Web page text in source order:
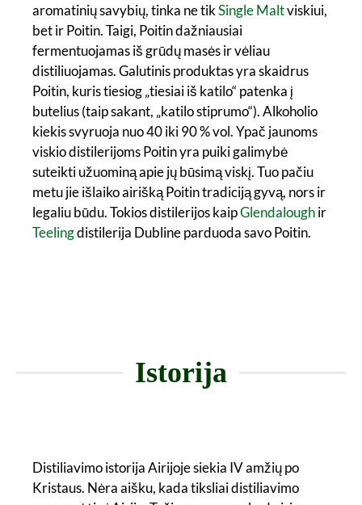
aromatinių savybių, tinka ne tikSingle Maltviskiui,
bet ir Poitin. Taigi, Poitin dažniausiai
fermentuojamas iš grūdų masės ir vėliau
distiliuojamas. Galutinis produktas yra skaidrus
Poitin, kuris tiesiog „tiesiai iš katilo“ patenka į
butelius (taip sakant, „katilo stiprumo“). Alkoholio
kiekis svyruoja nuo 40 iki 90 % vol. Ypač jaunoms
viskio distilerijoms Poitin yra puiki galimybė
suteikti užuominą apie jų būsimą viskį. Tuo pačiu
metu jie išlaiko airišką Poitin tradiciją gyvą, nors ir
legaliu būdu. Tokios distilerijos kaipGlendaloughir
Teelingdistilerija Dubline parduoda savo Poitin.
Istorija
Distiliavimo istorija Airijoje siekia IV amžių po
Kristaus. Nėra aišku, kada tiksliai distiliavimo